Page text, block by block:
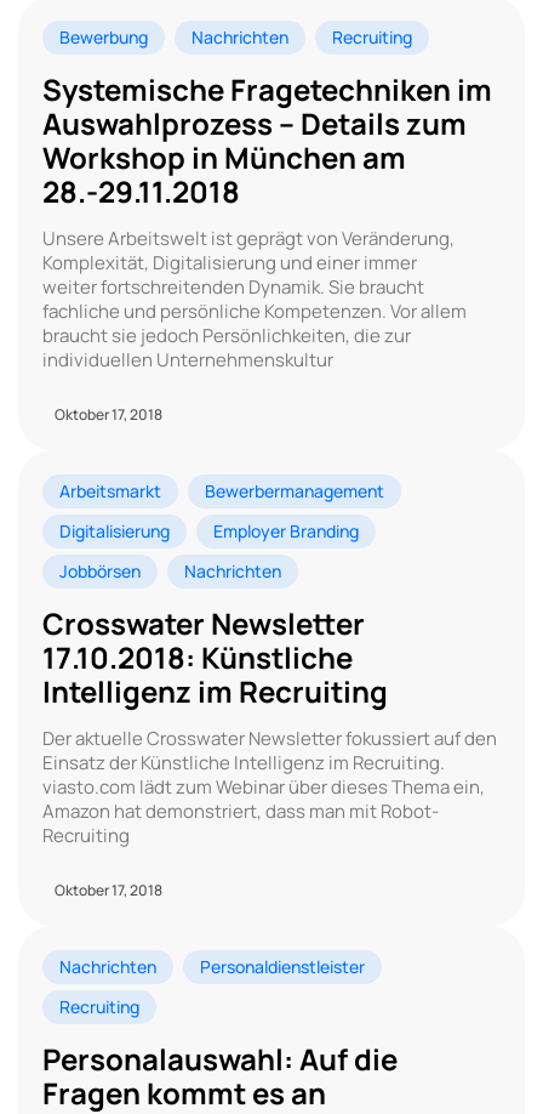
Bewerbung Nachrichten Recruiting
Systemische Fragetechniken im
Auswahlprozess – Details zum
Workshop in München am
28.-29.11.2018
Unsere Arbeitswelt ist geprägt von Veränderung,
Komplexität, Digitalisierung und einer immer
weiter fortschreitenden Dynamik. Sie braucht
fachliche und persönliche Kompetenzen. Vor allem
braucht sie jedoch Persönlichkeiten, die zur
individuellen Unternehmenskultur
Oktober 17, 2018
Arbeitsmarkt
Bewerbermanagement
Digitalisierung
Employer Branding
Jobbörsen
Nachrichten
Crosswater Newsletter
17.10.2018: Künstliche
Intelligenz im Recruiting
Der aktuelle Crosswater Newsletter fokussiert auf den
Einsatz der Künstliche Intelligenz im Recruiting.
viasto.com lädt zum Webinar über dieses Thema ein,
Amazon hat demonstriert, dass man mit Robot-
Recruiting
Oktober 17, 2018
Nachrichten
Personaldienstleister
Recruiting
Personalauswahl: Auf die
Fragen kommt es an